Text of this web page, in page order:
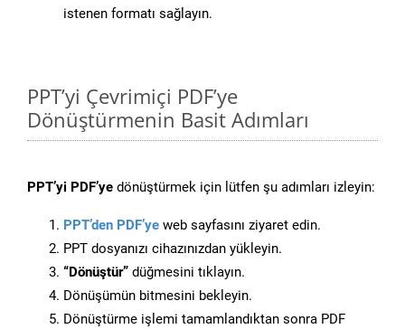
istenen formatı sağlayın.
PPT’yi Çevrimiçi PDF’ye
Dönüştürmenin Basit Adımları
PPT’yi PDF’ye dönüştürmek için lütfen şu adımları izleyin:
PPT’den PDF’ye web sayfasını ziyaret edin.
PPT dosyanızı cihazınızdan yükleyin.
“Dönüştür” düğmesini tıklayın.
Dönüşümün bitmesini bekleyin.
Dönüştürme işlemi tamamlandıktan sonra PDF